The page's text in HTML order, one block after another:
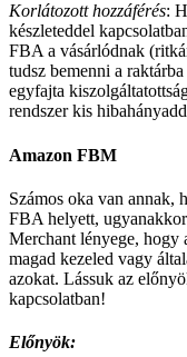
Korlátozott hozzáférés:
készleteddel
FBA a vásárlódnak
tudsz bemenni a
egyfajta
rendszer kis
Amazon FBM
Számos oka van annak,
FBA helyett,
Merchant lényege, hogy
magad kezeled vagy
azokat. Lássuk az
kapcsolatban!
Előnyök: